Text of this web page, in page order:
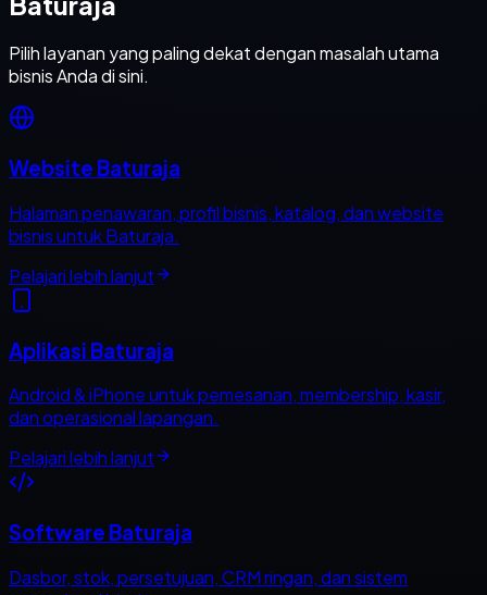
Pilih layanan yang paling dekat dengan masalah utama
bisnis Anda di sini.
Website Baturaja
Halaman penawaran, profil bisnis, katalog, dan website
bisnis untuk Baturaja.
Pelajari lebih lanjut
Aplikasi Baturaja
Android & iPhone untuk pemesanan, membership, kasir,
dan operasional lapangan.
Pelajari lebih lanjut
Software Baturaja
Dasbor, stok, persetujuan, CRM ringan, dan sistem